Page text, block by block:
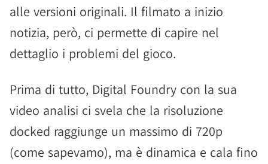
alle versioni originali. Il filmato a inizio
notizia, però, ci permette di capire nel
dettaglio i problemi del gioco.
Prima di tutto, Digital Foundry con la sua
video analisi ci svela che la risoluzione
docked raggiunge un massimo di 720p
(come sapevamo), ma è dinamica e cala fino